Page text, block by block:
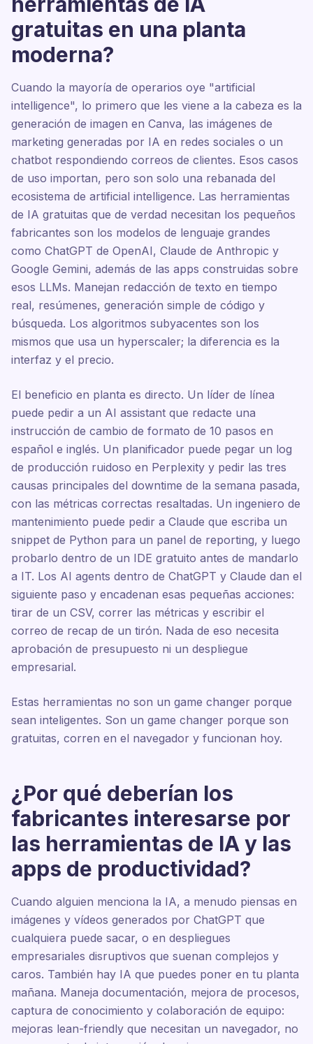
gratuitas en una planta
moderna?
Cuando la mayoría de operarios oye "artificial
intelligence", lo primero que les viene a la cabeza es la
generación de imagen en Canva, las imágenes de
marketing generadas por IA en redes sociales o un
chatbot respondiendo correos de clientes. Esos casos
de uso importan, pero son solo una rebanada del
ecosistema de artificial intelligence. Las herramientas
de IA gratuitas que de verdad necesitan los pequeños
fabricantes son los modelos de lenguaje grandes
como ChatGPT de OpenAI, Claude de Anthropic y
Google Gemini, además de las apps construidas sobre
esos LLMs. Manejan redacción de texto en tiempo
real, resúmenes, generación simple de código y
búsqueda. Los algoritmos subyacentes son los
mismos que usa un hyperscaler; la diferencia es la
interfaz y el precio.
El beneficio en planta es directo. Un líder de línea
puede pedir a un AI assistant que redacte una
instrucción de cambio de formato de 10 pasos en
español e inglés. Un planificador puede pegar un log
de producción ruidoso en Perplexity y pedir las tres
causas principales del downtime de la semana pasada,
con las métricas correctas resaltadas. Un ingeniero de
mantenimiento puede pedir a Claude que escriba un
snippet de Python para un panel de reporting, y luego
probarlo dentro de un IDE gratuito antes de mandarlo
a IT. Los AI agents dentro de ChatGPT y Claude dan el
siguiente paso y encadenan esas pequeñas acciones:
tirar de un CSV, correr las métricas y escribir el
correo de recap de un tirón. Nada de eso necesita
aprobación de presupuesto ni un despliegue
empresarial.
Estas herramientas no son un game changer porque
sean inteligentes. Son un game changer porque son
gratuitas, corren en el navegador y funcionan hoy.
¿Por qué deberían los
fabricantes interesarse por
las herramientas de IA y las
apps de productividad?
Cuando alguien menciona la IA, a menudo piensas en
imágenes y vídeos generados por ChatGPT que
cualquiera puede sacar, o en despliegues
empresariales disruptivos que suenan complejos y
caros. También hay IA que puedes poner en tu planta
mañana. Maneja documentación, mejora de procesos,
captura de conocimiento y colaboración de equipo:
mejoras lean-friendly que necesitan un navegador, no